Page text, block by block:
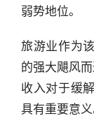
弱势地位。
旅游业作为
的强大飓风
收入对于缓
具有重要意义